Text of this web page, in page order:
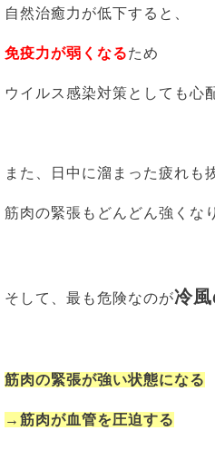
自然治癒力が低下すると、
免疫力が弱くなるため
ウイルス感染対策としても心
また、日中に溜まった疲れも
筋肉の緊張もどんどん強くな
そして、最も危険なのが冷
筋肉の緊張が強い状態になる
→筋肉が血管を圧迫する